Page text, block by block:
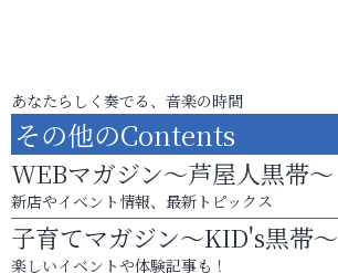
あなたらしく奏でる、音楽の時間
その他のContents
WEBマガジン～芦屋人黒帯～
新店やイベント情報、最新トピックス
子育てマガジン～KID's黒帯～
楽しいイベントや体験記事も！